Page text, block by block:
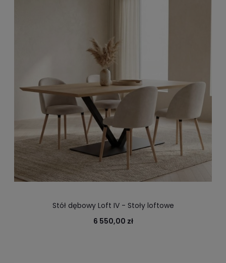
Stół dębowy Loft IV - Stoły loftowe
6 550,00 zł